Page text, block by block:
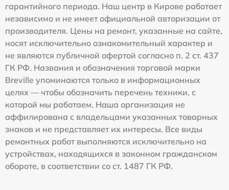
гарантийного периода. Наш центр в Кирове работает
независимо и не имеет официальной авторизации от
производителя. Цены на ремонт, указанные на сайте,
носят исключительно ознакомительный характер и
не являются публичной офертой согласно п. 2 ст. 437
ГК РФ. Названия и обозначения торговой марки
Breville упоминаются только в информационных
целях — чтобы обозначить перечень техники, с
которой мы работаем. Наша организация не
аффилирована с владельцами указанных товарных
знаков и не представляет их интересы. Все виды
ремонтных работ выполняются исключительно на
устройствах, находящихся в законном гражданском
обороте, в соответствии со ст. 1487 ГК РФ.